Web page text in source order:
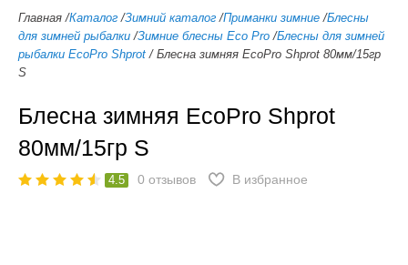
Главная /Каталог /Зимний каталог /Приманки зимние /Блесны
для зимней рыбалки /Зимние блесны Eco Pro /Блесны для зимней
рыбалки EcoPro Shprot / Блесна зимняя EcoPro Shprot 80мм/15гр
S
Блесна зимняя EcoPro Shprot
80мм/15гр S
4.5 0 отзывов В избранное